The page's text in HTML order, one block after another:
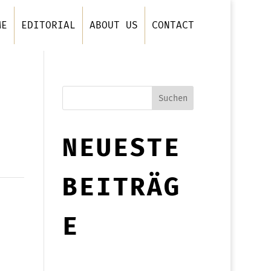
EDITORIAL ABOUT US CONTACT
Suchen
NEUESTE
BEITRÄG
E